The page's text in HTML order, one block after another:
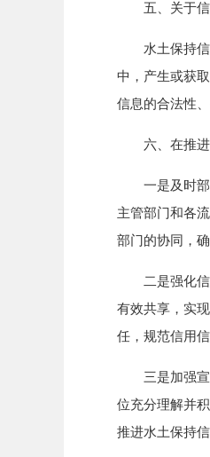
五、关于信
水土保持信用
中，产生或获
信息的合法性
六、在推进
一是及时部署
主管部门和各
部门的协同，
二是强化信息
有效共享，实
任，规范信用
三是加强宣传
位充分理解并
推进水土保持